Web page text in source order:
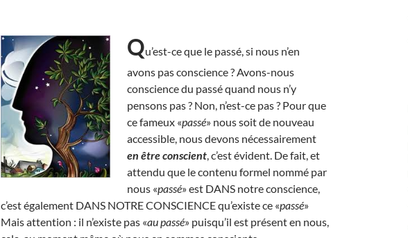
Qu’est-ce que le passé, si nous n’en
avons pas conscience ? Avons-nous
conscience du passé quand nous n’y
pensons pas ? Non, n’est-ce pas ? Pour que
ce fameux «passé» nous soit de nouveau
accessible, nous devons nécessairement
en être conscient, c’est évident. De fait, et
attendu que le contenu formel nommé par
nous «passé» est DANS notre conscience,
c’est également DANS NOTRE CONSCIENCE qu’existe ce «passé»
Mais attention : il n’existe pas «au passé» puisqu’il est présent en nous,